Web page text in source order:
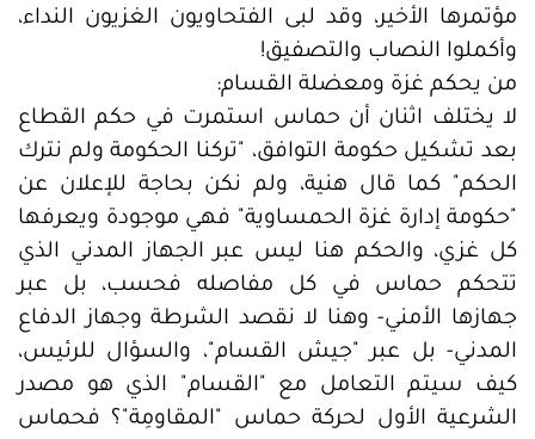
مؤتمرها الأخير، وقد لبى الفتحاويون الغزيون النداء،
وأكملوا النصاب والتصفيق!
من يحكم غزة ومعضلة القسام:
لا يختلف اثنان أن حماس استمرت في حكم القطاع
بعد تشكيل حكومة التوافق، "تركنا الحكومة ولم نترك
الحكم" كما قال هنية، ولم نكن بحاجة للإعلان عن
"حكومة إدارة غزة الحمساوية" فهي موجودة ويعرفها
كل غزي، والحكم هنا ليس عبر الجهاز المدني الذي
تتحكم حماس في كل مفاصله فحسب، بل عبر
جهازها الأمني- وهنا لا نقصد الشرطة وجهاز الدفاع
المدني- بل عبر "جيش القسام"، والسؤال للرئيس،
كيف سيتم التعامل مع "القسام" الذي هو مصدر
الشرعية الأول لحركة حماس "المقاومِة"؟ فحماس